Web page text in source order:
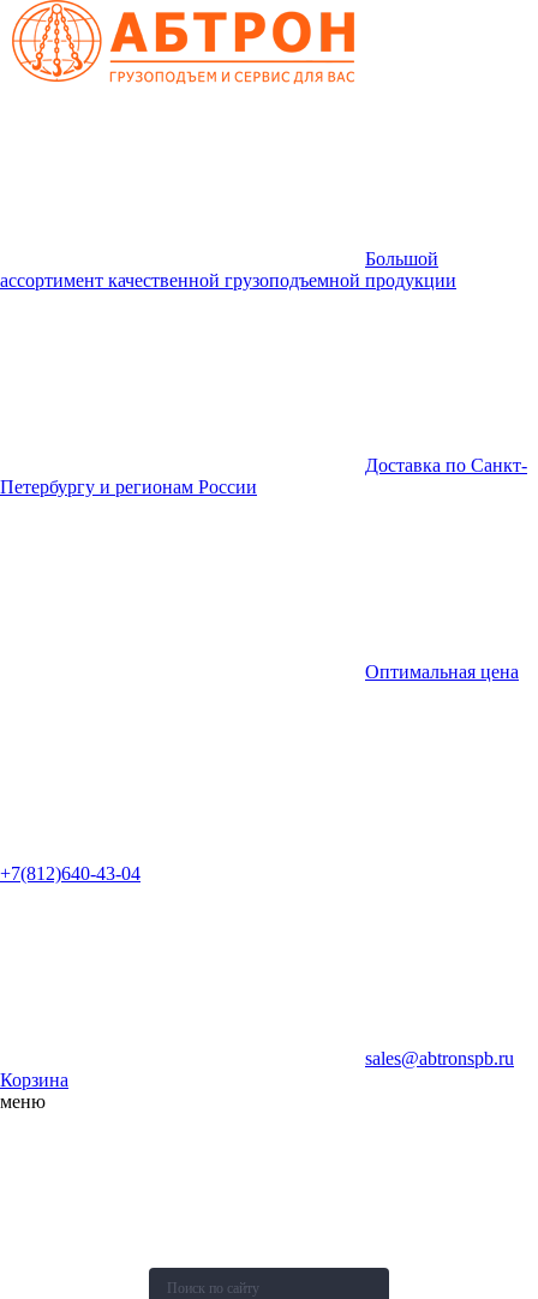
Большой
ассортимент качественной грузоподъемной продукции
Доставка по Санкт-
Петербургу и регионам России
Оптимальная цена
+7(812)640-43-04
sales@abtronspb.ru
Корзина
меню